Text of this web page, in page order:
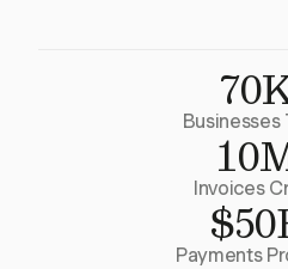
Businesses
Invoices
Payments